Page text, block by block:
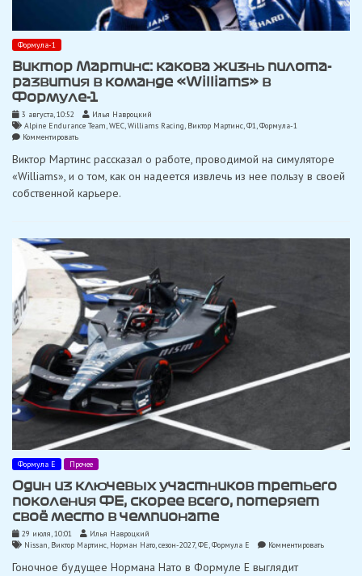
Формула-1
Виктор Мартинс: какова жизнь пилота-
развития в команде «Williams» в
Формуле-1
3 августа, 10:52
Илья Навроцкий
Alpine Endurance Team,WEC,Williams Racing, Виктор Мартинс,Ф1,Формула-1
Комментироватьon
Мартинс:
жизнь
пилота-
«Williams»
в
Формуле-1
Виктор Мартинс рассказал о работе, проводимой на симуляторе
«Williams», и о том, как он надеется извлечь из нее пользу в своей
собственной карьере.
Формула Е Прочее
Один из ключевых участников третьего
поколения ФE, скорее всего, потеряет
своё место в чемпионате
29 июля, 10:01
Илья Навроцкий
Nissan, Виктор Мартинс, Норман Нато,сезон-2027,ФЕ,Формула Е Комментироватьon
Гоночное будущее Нормана Нато в Формуле E выглядит